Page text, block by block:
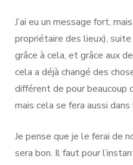
J’ai eu un message fort,
propriétaire des lieux), suite
grâce à cela, et grâce aux
cela a déjà changé des
différent de pour beaucoup
mais cela se fera aussi
Je pense que je le ferai de
sera bon. Il faut pour